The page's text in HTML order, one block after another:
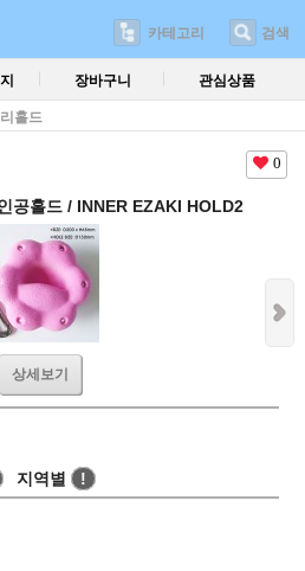
카테고리 검색
장바구니 관심상품
홀드
0
공홀드 / INNER EZAKI HOLD2
상세보기
지역별 !